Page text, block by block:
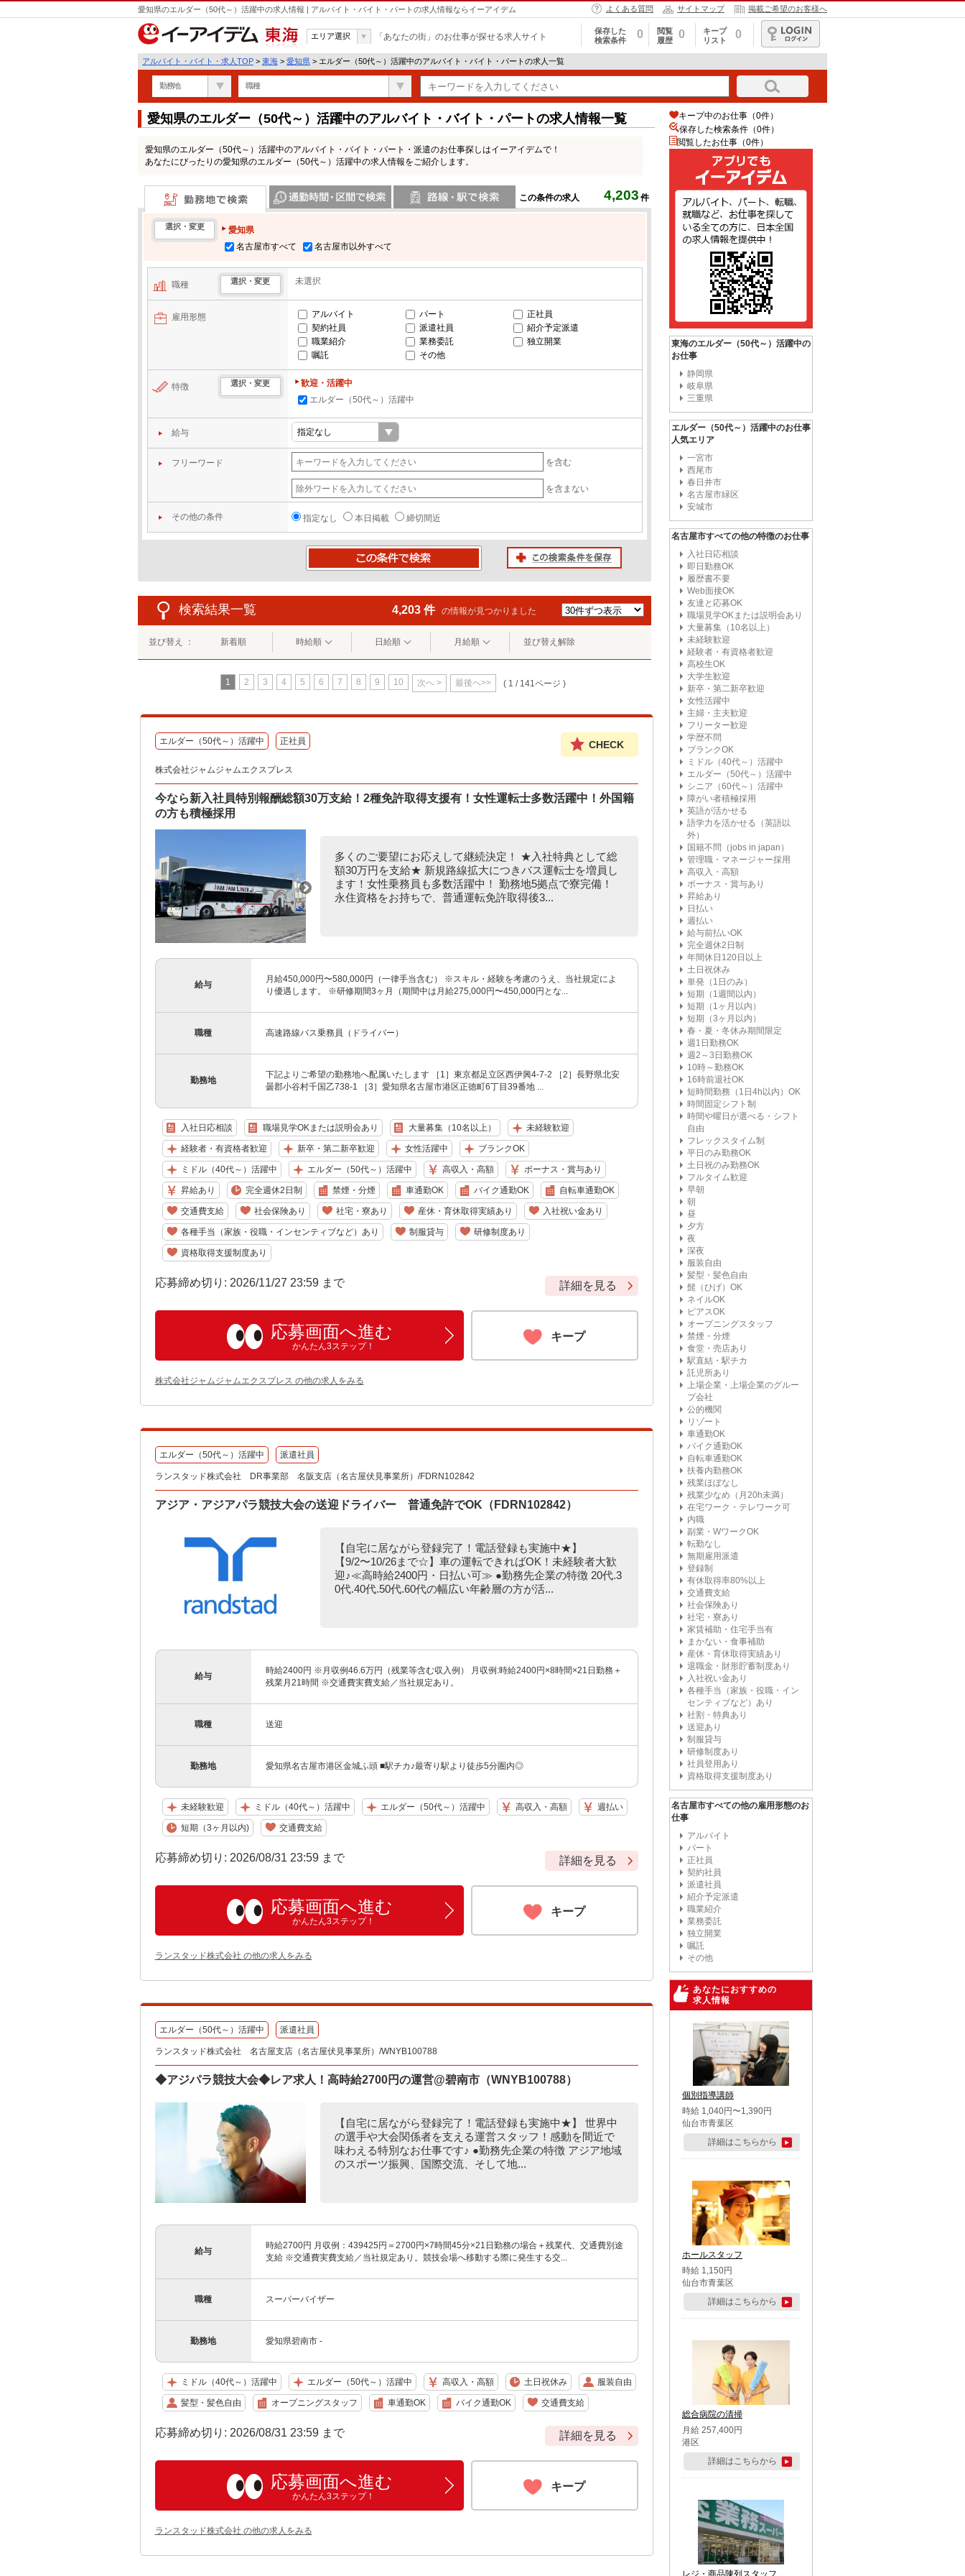
愛知県のエルダー（50代～）活躍中の求人情報 | アルバイト・バイト・パートの求人情報ならイーアイデム よくある質問 サイトマップ 掲載ご希望のお客様へ
東海
エリア選択 「あなたの街」のお仕事が探せる求人サイト
保存した
検索条件
0
閲覧
履歴
0
キープ
リスト
0
ログイン
アルバイト・バイト・求人TOP > 東海 > 愛知県 > エルダー（50代～）活躍中のアルバイト・バイト・パートの求人一覧
勤務地 職種
愛知県のエルダー（50代～）活躍中のアルバイト・バイト・パートの求人情報一覧
愛知県のエルダー（50代～）活躍中のアルバイト・バイト・パート・派遣のお仕事探しはイーアイデムで！
あなたにぴったりの愛知県のエルダー（50代～）活躍中の求人情報をご紹介します。
この条件の求人 4,203 件
勤務地で検索
選択・変更
愛知県
名古屋市すべて
名古屋市以外すべて
職種 選択・変更 未選択
雇用形態 アルバイト パート
正社員
契約社員
派遣社員
紹介予定派遣
職業紹介
業務委託
独立開業
嘱託
その他
特徴 選択・変更
歓迎・活躍中
エルダー（50代～）活躍中
給与
フリーワード を含む
を含まない
その他の条件 指定なし 本日掲載 締切間近
検索結果一覧 4,203 件 の情報が見つかりました
並び替え ： 新着順 時給順 日給順 月給順 並び替え解除
1 2 3 4 5 6 7 8 9 10 次へ > 最後へ>> ( 1 / 141ページ )
エルダー（50代～）活躍中 正社員 CHECK
株式会社ジャムジャムエクスプレス
今なら新入社員特別報酬総額30万支給！2種免許取得支援有！女性運転士多数活躍中！外国籍
の方も積極採用
多くのご要望にお応えして継続決定！ ★入社特典として総
額30万円を支給★ 新規路線拡大につきバス運転士を増員し
ます！女性乗務員も多数活躍中！ 勤務地5拠点で寮完備！
永住資格をお持ちで、普通運転免許取得後3...
給与
月給450,000円〜580,000円（一律手当含む） ※スキル・経験を考慮のうえ、当社規定によ
り優遇します。 ※研修期間3ヶ月（期間中は月給275,000円〜450,000円とな...
職種 高速路線バス乗務員（ドライバー）
勤務地
下記よりご希望の勤務地へ配属いたします ［1］東京都足立区西伊興4-7-2 ［2］長野県北安
曇郡小谷村千国乙738-1 ［3］愛知県名古屋市港区正徳町6丁目39番地 ...
入社日応相談 職場見学OKまたは説明会あり 大量募集（10名以上） 未経験歓迎
経験者・有資格者歓迎 新卒・第二新卒歓迎 女性活躍中 ブランクOK
ミドル（40代～）活躍中 エルダー（50代～）活躍中 高収入・高額 ボーナス・賞与あり
昇給あり 完全週休2日制 禁煙・分煙 車通勤OK バイク通勤OK 自転車通勤OK
交通費支給 社会保険あり 社宅・寮あり 産休・育休取得実績あり 入社祝い金あり
各種手当（家族・役職・インセンティブなど）あり 制服貸与 研修制度あり
資格取得支援制度あり
応募締め切り: 2026/11/27 23:59 まで 詳細を見る
応募画面へ進む
かんたん3ステップ！
キープ
株式会社ジャムジャムエクスプレス の他の求人をみる
エルダー（50代～）活躍中 派遣社員
ランスタッド株式会社 DR事業部 名阪支店（名古屋伏見事業所）/FDRN102842
アジア・アジアパラ競技大会の送迎ドライバー 普通免許でOK（FDRN102842）
【自宅に居ながら登録完了！電話登録も実施中★】
【9/2〜10/26まで☆】車の運転できればOK！未経験者大歓
迎♪≪高時給2400円・日払い可≫ ●勤務先企業の特徴 20代.3
0代.40代.50代.60代の幅広い年齢層の方が活...
給与
時給2400円 ※月収例46.6万円（残業等含む収入例） 月収例:時給2400円×8時間×21日勤務＋
残業月21時間 ※交通費実費支給／当社規定あり。
職種 送迎
勤務地 愛知県名古屋市港区金城ふ頭 ■駅チカ♪最寄り駅より徒歩5分圏内◎
未経験歓迎 ミドル（40代～）活躍中 エルダー（50代～）活躍中 高収入・高額 週払い
短期（3ヶ月以内) 交通費支給
応募締め切り: 2026/08/31 23:59 まで 詳細を見る
応募画面へ進む
かんたん3ステップ！
キープ
ランスタッド株式会社 の他の求人をみる
エルダー（50代～）活躍中 派遣社員
ランスタッド株式会社 名古屋支店（名古屋伏見事業所）/WNYB100788
◆アジパラ競技大会◆レア求人！高時給2700円の運営@碧南市（WNYB100788）
【自宅に居ながら登録完了！電話登録も実施中★】 世界中
の選手や大会関係者を支える運営スタッフ！感動を間近で
味わえる特別なお仕事です♪ ●勤務先企業の特徴 アジア地域
のスポーツ振興、国際交流、そして地...
給与
時給2700円 月収例：439425円＝2700円×7時間45分×21日勤務の場合＋残業代、交通費別途
支給 ※交通費実費支給／当社規定あり。競技会場へ移動する際に発生する交...
職種 スーパーバイザー
勤務地 愛知県碧南市 -
ミドル（40代～）活躍中 エルダー（50代～）活躍中 高収入・高額 土日祝休み 服装自由
髪型・髪色自由 オープニングスタッフ 車通勤OK バイク通勤OK 交通費支給
応募締め切り: 2026/08/31 23:59 まで 詳細を見る
応募画面へ進む
かんたん3ステップ！
キープ
ランスタッド株式会社 の他の求人をみる
キープ中のお仕事（0件）
保存した検索条件（0件）
閲覧したお仕事（0件）
東海のエルダー（50代～）活躍中の
お仕事
静岡県
岐阜県
三重県
エルダー（50代～）活躍中のお仕事
人気エリア
一宮市
西尾市
春日井市
名古屋市緑区
安城市
名古屋市すべての他の特徴のお仕事
入社日応相談
即日勤務OK
履歴書不要
Web面接OK
友達と応募OK
職場見学OKまたは説明会あり
大量募集（10名以上）
未経験歓迎
経験者・有資格者歓迎
高校生OK
大学生歓迎
新卒・第二新卒歓迎
女性活躍中
主婦・主夫歓迎
フリーター歓迎
学歴不問
ブランクOK
ミドル（40代～）活躍中
エルダー（50代～）活躍中
シニア（60代～）活躍中
障がい者積極採用
英語が活かせる
語学力を活かせる（英語以
外）
国籍不問（jobs in japan）
管理職・マネージャー採用
高収入・高額
ボーナス・賞与あり
昇給あり
日払い
週払い
給与前払いOK
完全週休2日制
年間休日120日以上
土日祝休み
単発（1日のみ）
短期（1週間以内）
短期（1ヶ月以内）
短期（3ヶ月以内）
春・夏・冬休み期間限定
週1日勤務OK
週2～3日勤務OK
10時～勤務OK
16時前退社OK
短時間勤務（1日4h以内）OK
時間固定シフト制
時間や曜日が選べる・シフト
自由
フレックスタイム制
平日のみ勤務OK
土日祝のみ勤務OK
フルタイム歓迎
早朝
朝
昼
夕方
夜
深夜
服装自由
髪型・髪色自由
髭（ひげ）OK
ネイルOK
ピアスOK
オープニングスタッフ
禁煙・分煙
食堂・売店あり
駅直結・駅チカ
託児所あり
上場企業・上場企業のグルー
プ会社
公的機関
リゾート
車通勤OK
バイク通勤OK
自転車通勤OK
扶養内勤務OK
残業ほぼなし
残業少なめ（月20h未満）
在宅ワーク・テレワーク可
内職
副業・WワークOK
転勤なし
無期雇用派遣
登録制
有休取得率80%以上
交通費支給
社会保険あり
社宅・寮あり
家賃補助・住宅手当有
まかない・食事補助
産休・育休取得実績あり
退職金・財形貯蓄制度あり
入社祝い金あり
各種手当（家族・役職・イン
センティブなど）あり
社割・特典あり
送迎あり
制服貸与
研修制度あり
社員登用あり
資格取得支援制度あり
名古屋市すべての他の雇用形態のお
仕事
アルバイト
パート
正社員
契約社員
派遣社員
紹介予定派遣
職業紹介
業務委託
独立開業
嘱託
その他
あなたにおすすめの
求人情報
個別指導講師
時給 1,040円〜1,390円
仙台市青葉区
詳細はこちらから
ホールスタッフ
時給 1,150円
仙台市青葉区
詳細はこちらから
総合病院の清掃
月給 257,400円
港区
詳細はこちらから
レジ・商品陳列スタッフ